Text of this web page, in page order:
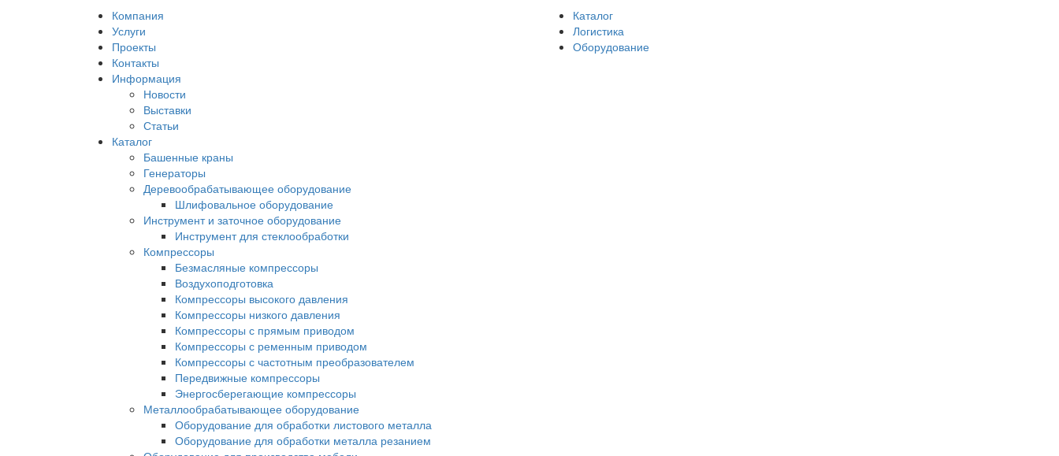
Компания
Услуги
Проекты
Контакты
Информация
Новости
Выставки
Статьи
Каталог
Башенные краны
Генераторы
Деревообрабатывающее оборудование
Шлифовальное оборудование
Инструмент и заточное оборудование
Инструмент для стеклообработки
Компрессоры
Безмасляные компрессоры
Воздухоподготовка
Компрессоры высокого давления
Компрессоры низкого давления
Компрессоры с прямым приводом
Компрессоры с ременным приводом
Компрессоры с частотным преобразователем
Передвижные компрессоры
Энергосберегающие компрессоры
Металлообрабатывающее оборудование
Оборудование для обработки листового металла
Оборудование для обработки металла резанием
Каталог
Логистика
Оборудование